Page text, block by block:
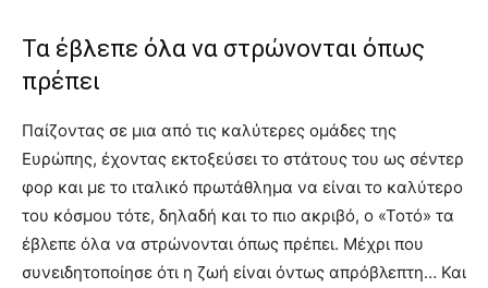
Τα έβλεπε όλα να στρώνονται όπως
πρέπει
Παίζοντας σε μια από τις καλύτερες ομάδες της
Ευρώπης, έχοντας εκτοξεύσει το στάτους του ως σέντερ
φορ και με το ιταλικό πρωτάθλημα να είναι το καλύτερο
του κόσμου τότε, δηλαδή και το πιο ακριβό, ο «Τοτό» τα
έβλεπε όλα να στρώνονται όπως πρέπει. Μέχρι που
συνειδητοποίησε ότι η ζωή είναι όντως απρόβλεπτη… Και